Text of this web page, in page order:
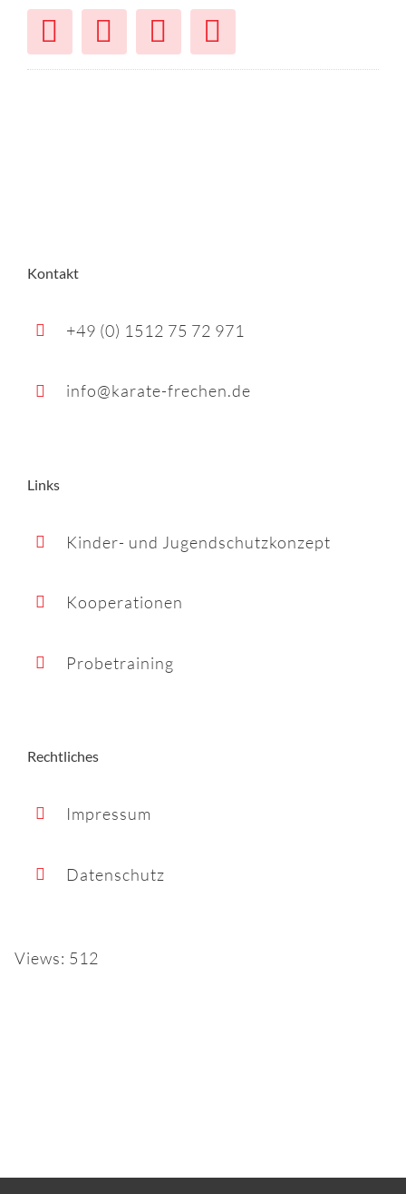
Kontakt
+49 (0) 1512 75 72 971
info@karate-frechen.de
Links
Kinder- und Jugendschutzkonzept
Kooperationen
Probetraining
Rechtliches
Impressum
Datenschutz
Views: 512